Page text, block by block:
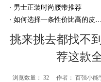
男士正装时尚腰带推荐
如何选择一条性价比高的皮带腰带？
挑来挑去都找不
荐这款
浏览数量： 32 作者： 百强小能